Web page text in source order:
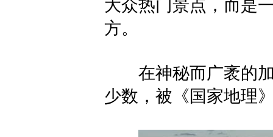
大众热门景点，而是
方。
在神秘而广袤的加
少数，被《国家地理